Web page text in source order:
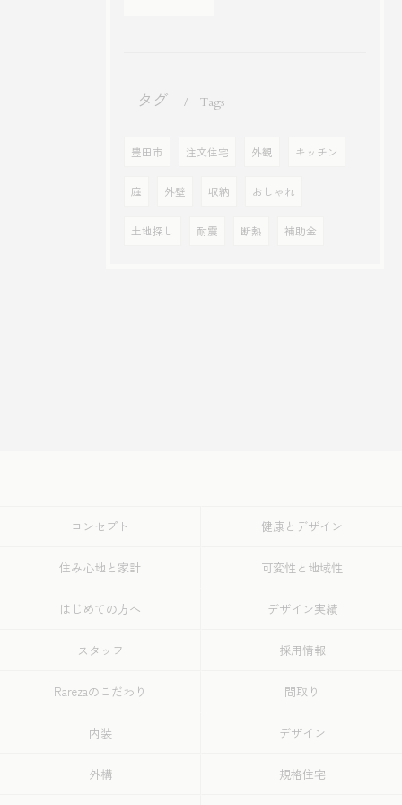
タグ Tags
豊田市 注文住宅 外観 キッチン
庭 外壁 収納 おしゃれ
土地探し 耐震 断熱 補助金
コンセプト 健康とデザイン
住み心地と家計 可変性と地域性
はじめての方へ デザイン実績
スタッフ 採用情報
Rarezaのこだわり 間取り
内装 デザイン
外構 規格住宅